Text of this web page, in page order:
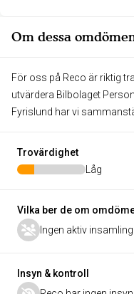
Om dessa
För oss på Reco är riktig
utvärdera Bilbolaget
Fyrislund har vi
Trovärdighet
Låg
Vilka ber de om
Ingen aktiv insamling
Insyn & kontroll